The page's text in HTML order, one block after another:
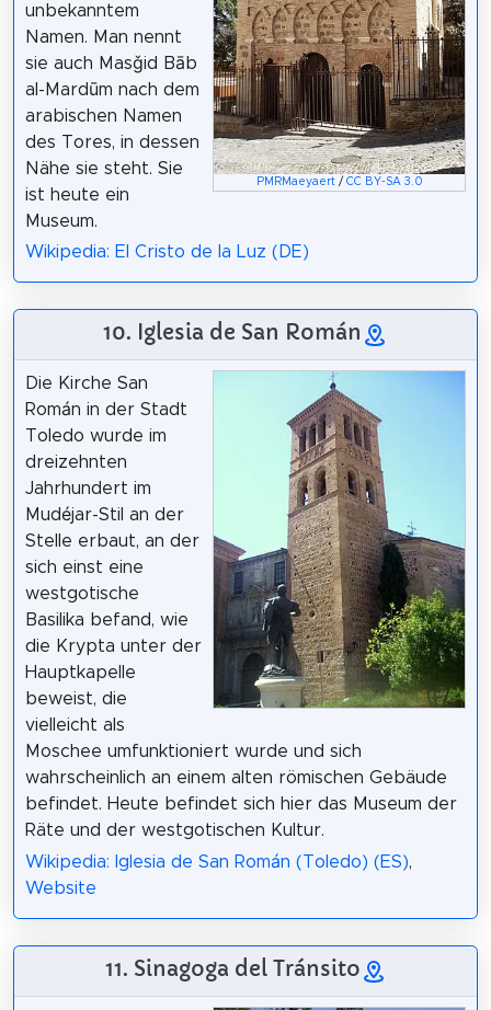
PMRMaeyaert/ CC BY-SA 3.0
unbekanntem
Namen. Man nennt
sie auch Masǧid Bāb
al-Mardūm nach dem
arabischen Namen
des Tores, in dessen
Nähe sie steht. Sie
ist heute ein
Museum.
Wikipedia: El Cristo de la Luz (DE)
10. Iglesia de San Román
Die Kirche San
Román in der Stadt
Toledo wurde im
dreizehnten
Jahrhundert im
Mudéjar-Stil an der
Stelle erbaut, an der
sich einst eine
westgotische
Basilika befand, wie
die Krypta unter der
Hauptkapelle
beweist, die
vielleicht als
Moschee umfunktioniert wurde und sich
wahrscheinlich an einem alten römischen Gebäude
befindet. Heute befindet sich hier das Museum der
Räte und der westgotischen Kultur.
Wikipedia: Iglesia de San Román (Toledo) (ES),
Website
11. Sinagoga del Tránsito